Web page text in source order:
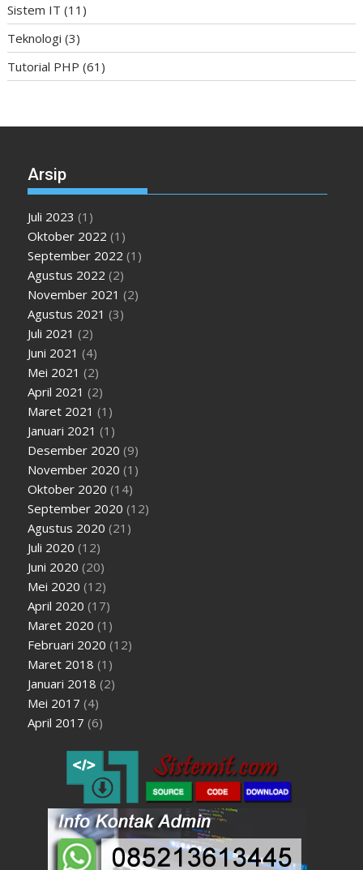
Sistem IT (11)
Teknologi (3)
Tutorial PHP (61)
Arsip
Juli 2023 (1)
Oktober 2022 (1)
September 2022 (1)
Agustus 2022 (2)
November 2021 (2)
Agustus 2021 (3)
Juli 2021 (2)
Juni 2021 (4)
Mei 2021 (2)
April 2021 (2)
Maret 2021 (1)
Januari 2021 (1)
Desember 2020 (9)
November 2020 (1)
Oktober 2020 (14)
September 2020 (12)
Agustus 2020 (21)
Juli 2020 (12)
Juni 2020 (20)
Mei 2020 (12)
April 2020 (17)
Maret 2020 (1)
Februari 2020 (12)
Maret 2018 (1)
Januari 2018 (2)
Mei 2017 (4)
April 2017 (6)